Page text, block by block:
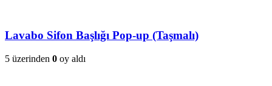
Lavabo Sifon Başlığı Pop-up (Taşmalı)
5 üzerinden 0 oy aldı